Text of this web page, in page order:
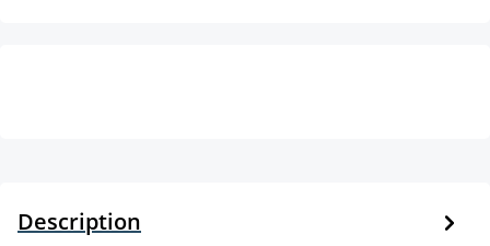
Description